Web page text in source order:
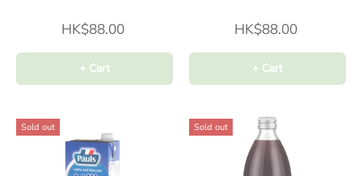
HK$88.00
+ Cart
HK$88.00
+ Cart
Sold out Sold out